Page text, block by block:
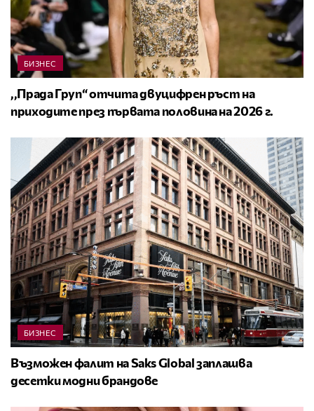
БИЗНЕС
,,Прада Груп“ отчита двуцифрен ръст на
приходите през първата половина на 2026 г.
БИЗНЕС
Възможен фалит на Saks Global заплашва
десетки модни брандове